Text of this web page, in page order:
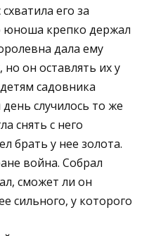
его за
юноша крепко держал
дала ему
он оставлять их у
садовника
случилось то же
снять с него
брать у нее золота.
война. Собрал
сможет ли он
сильного, у которого